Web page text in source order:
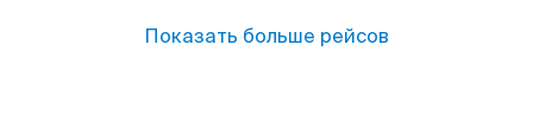
Показать больше рейсов